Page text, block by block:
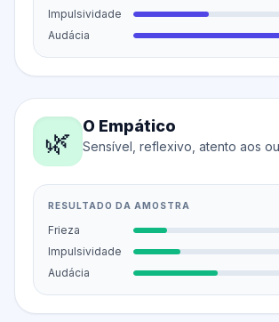
Impulsividade
Audácia
🌿 O Empático
Sensível, reflexivo, atento aos
RESULTADO DA AMOSTRA
Frieza
Impulsividade
Audácia